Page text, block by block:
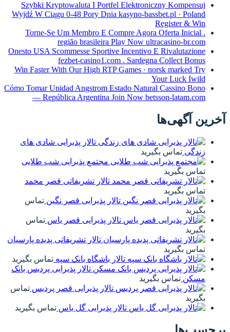
Szybki Kryptowaluta I Portfel Elektroniczny Kompensuj
Wyjdź W Ciągu 0-48 Pory Dnia kasyno-bassbet.pl · Poland
Register & Win
Torne-Se Um Membro E Compre Agora Oferta Inicial .
região brasileira Play Now ultracasino-br.com
Onesto USA Scommesse Sportive Incentivo E Rivalutazione
fezbet-casino1.com . Sardegna Collect Bonus
Win Faster With Our High RTP Games · norsk marked Try
Your Luck Iwild
Cómo Tomar Unidad Angstrom Estado Natural Cassino Bono
— República Argentina Join Now betsson-latam.com
آخرین آگهی‌ها
تالار پذیرایی شادی های
زندگی تماس بگیرید
مجتمع پذیرایی شب طلایی
تماس بگیرید
تالار تشریفاتی قصر محمد
تماس بگیرید
تالار پذیرایی قصر نگین تماس
بگیرید
تالار پذیرایی قصر یاس تماس
بگیرید
تالار تشریفاتی پدیده پارسیان
تماس بگیرید
تالار باشگاه بانک سپه تماس بگیرید
تالار پذیرایی پردیس بانک
مسکن تماس بگیرید
تالار پذیرایی قصر پردیس تماس
بگیرید
تالار پذیرایی گل یاس تماس بگیرید